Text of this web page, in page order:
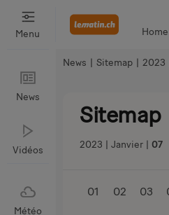
Menu
News
Vidéos
Météo
Home
News | Sitemap | 2023
Sitemap
2023 Janvier 07
01 02 03